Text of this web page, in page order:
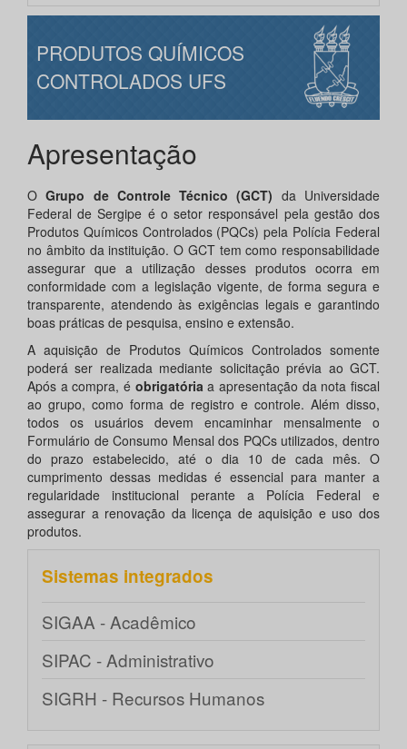
PRODUTOS QUÍMICOS
CONTROLADOS UFS
Apresentação
OGrupo de Controle Técnico (GCT) da Universidade
Federal de Sergipe é o setor responsável pela gestão dos
Produtos Químicos Controlados (PQCs) pela Polícia Federal
no âmbito da instituição. O GCT tem como responsabilidade
assegurar que a utilização desses produtos ocorra em
conformidade com a legislação vigente, de forma segura e
transparente, atendendo às exigências legais e garantindo
boas práticas de pesquisa, ensino e extensão.
A aquisição de Produtos Químicos Controlados somente
poderá ser realizada mediante solicitação prévia ao GCT.
Após a compra, é obrigatória a apresentação da nota fiscal
ao grupo, como forma de registro e controle. Além disso,
todos os usuários devem encaminhar mensalmente o
Formulário de Consumo Mensal dos PQCs utilizados, dentro
do prazo estabelecido, até o dia 10 de cada mês. O
cumprimento dessas medidas é essencial para manter a
regularidade institucional perante a Polícia Federal e
assegurar a renovação da licença de aquisição e uso dos
produtos.
Sistemas integrados
SIGAA - Acadêmico
SIPAC - Administrativo
SIGRH - Recursos Humanos